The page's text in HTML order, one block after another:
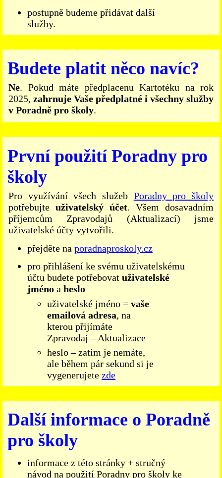
postupně budeme přidávat další
služby.
Budete platit něco navíc?
Ne. Pokud máte předplacenu Kartotéku na rok
2025, zahrnuje Vaše předplatné i všechny služby
v Poradně pro školy.
První použití Poradny pro
školy
Pro využívání všech služeb Poradny pro školy
potřebujte uživatelský účet. Všem dosavadním
příjemcům Zpravodajů (Aktualizací) jsme
uživatelské účty vytvořili.
přejděte na poradnaproskoly.cz
pro přihlášení ke svému uživatelskému
účtu budete potřebovat uživatelské
jméno a heslo
uživatelské jméno = vaše
emailová adresa, na
kterou přijímáte
Zpravodaj – Aktualizace
heslo – zatím je nemáte,
ale během pár sekund si je
vygenerujete zde
Další informace o Poradně
pro školy
informace z této stránky + stručný
návod na použití Poradny pro školy ke